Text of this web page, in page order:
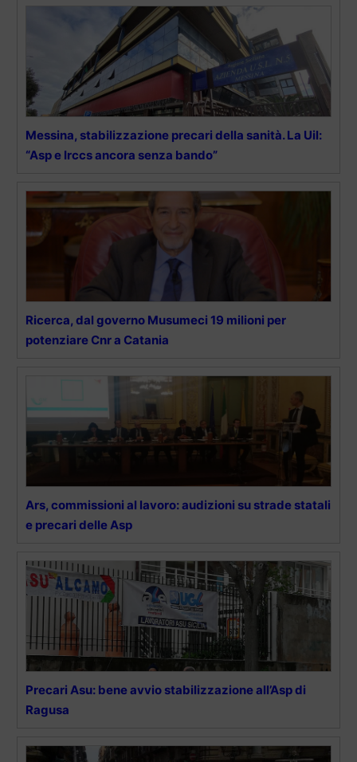
Messina, stabilizzazione precari della sanità. La Uil:
“Asp e Irccs ancora senza bando”
Ricerca, dal governo Musumeci 19 milioni per
potenziare Cnr a Catania
Ars, commissioni al lavoro: audizioni su strade statali
e precari delle Asp
Precari Asu: bene avvio stabilizzazione all’Asp di
Ragusa